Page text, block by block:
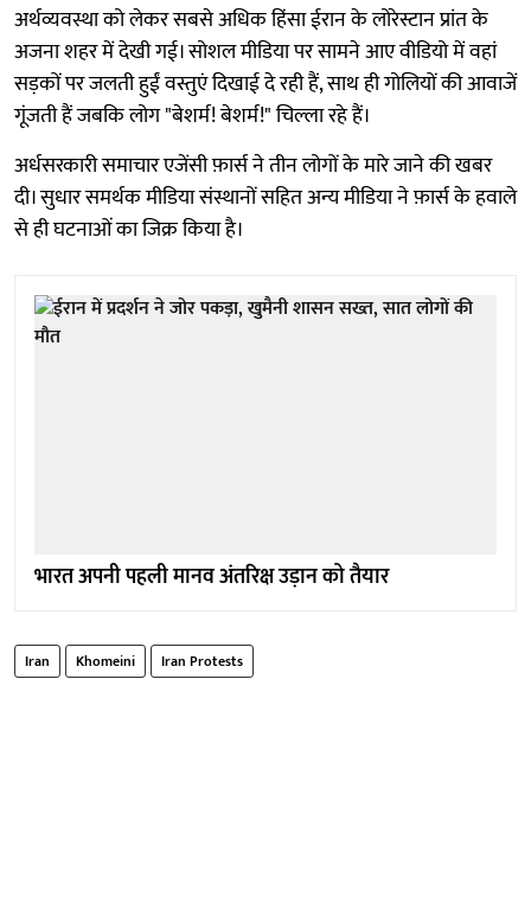
अर्थव्यवस्था को लेकर सबसे अधिक हिंसा ईरान के लोरेस्टान प्रांत के
अजना शहर में देखी गई। सोशल मीडिया पर सामने आए वीडियो में वहां
सड़कों पर जलती हुईं वस्तुएं दिखाई दे रही हैं, साथ ही गोलियों की आवाजें
गूंजती हैं जबकि लोग "बेशर्म! बेशर्म!" चिल्ला रहे हैं।
अर्धसरकारी समाचार एजेंसी फ़ार्स ने तीन लोगों के मारे जाने की खबर
दी। सुधार समर्थक मीडिया संस्थानों सहित अन्य मीडिया ने फ़ार्स के हवाले
से ही घटनाओं का जिक्र किया है।
भारत अपनी पहली मानव अंतरिक्ष उड़ान को तैयार
Iran Khomeini Iran Protests